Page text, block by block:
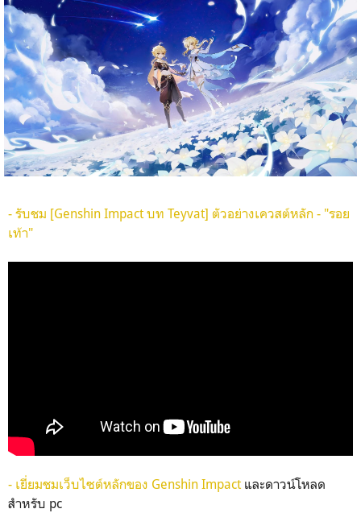
- รับชม [Genshin Impact บท Teyvat] ตัวอย่างเควสต์หลัก - "รอย
เท้า"
- เยี่ยมชมเว็บไซต์หลักของ Genshin Impactและดาวน์โหลด
สำหรับ pc